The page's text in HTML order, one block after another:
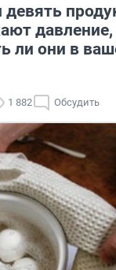
девять
ли они в
1 882 Обсудить